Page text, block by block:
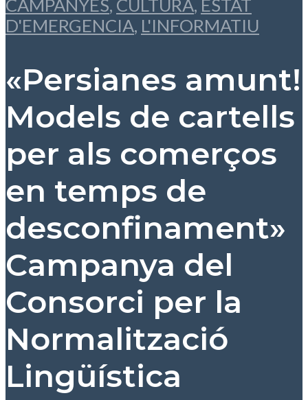
CAMPANYES, CULTURA, ESTAT
D'EMERGENCIA, L'INFORMATIU
«Persianes amunt!
Models de cartells
per als comerços
en temps de
desconfinament»
Campanya del
Consorci per la
Normalització
Lingüística